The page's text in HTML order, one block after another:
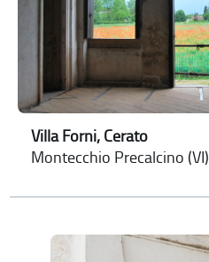
Villa Forni, Cerato
Montecchio Precalcino (VI)